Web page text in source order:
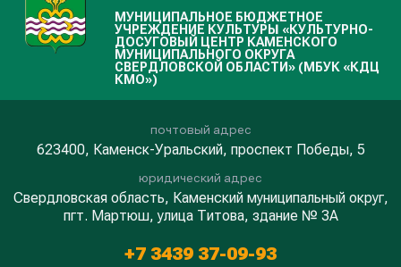
МУНИЦИПАЛЬНОЕ БЮДЖЕТНОЕ
УЧРЕЖДЕНИЕ КУЛЬТУРЫ «КУЛЬТУРНО-
ДОСУГОВЫЙ ЦЕНТР КАМЕНСКОГО
МУНИЦИПАЛЬНОГО ОКРУГА
СВЕРДЛОВСКОЙ ОБЛАСТИ» (МБУК «КДЦ
КМО»)
почтовый адрес
623400, Каменск-Уральский, проспект Победы, 5
юридический адрес
Свердловская область, Каменский муниципальный округ,
пгт. Мартюш, улица Титова, здание № 3А
+7 3439 37-09-93